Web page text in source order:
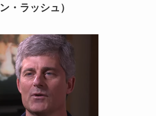
・ラッシュ）